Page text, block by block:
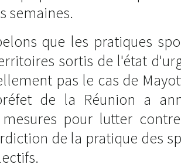
semaines.
que les pratiques
sortis de l'état
pas le cas de
de la Réunion a
mesures pour lutter
de la pratique des